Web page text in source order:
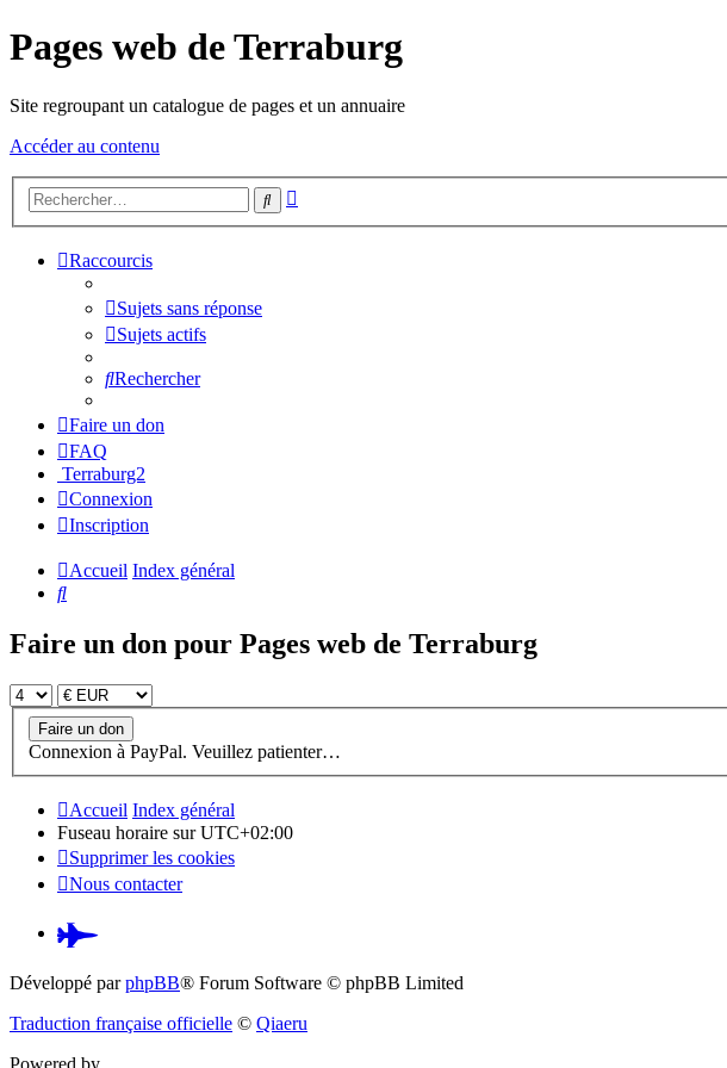
Pages web de Terraburg
Site regroupant un catalogue de pages et un annuaire
Accéder au contenu
Rechercher
Raccourcis
Sujets sans réponse
Sujets actifs
Rechercher
Faire un don
FAQ
Terraburg2
Connexion
Inscription
Accueil Index général
Rechercher
Faire un don pour Pages web de Terraburg
Connexion à PayPal. Veuillez patienter…
Accueil Index général
Fuseau horaire surUTC+02:00
Supprimer les cookies
Nous contacter
Pardus.at
(S’ouvre
Développé parphpBB® Forum Software © phpBB Limited
Traduction française officielle © Qiaeru
Powered by